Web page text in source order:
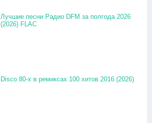
Лучшие песни Радио DFM за полгода 2026
(2026) FLAC
Disco 80-x в ремиксах 100 хитов 2016 (2026)